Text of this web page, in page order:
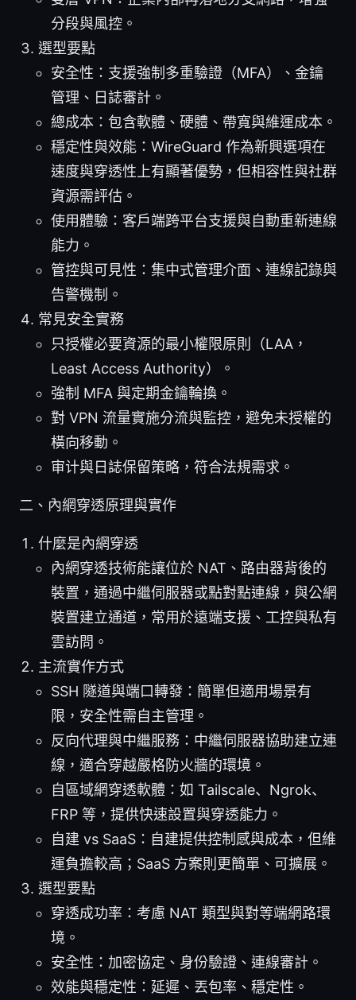
分段與風控。
選型要點
安全性：支援強制多重驗證（MFA）、金鑰
管理、日誌審計。
總成本：包含軟體、硬體、帶寬與維運成本。
穩定性與效能：WireGuard 作為新興選項在
速度與穿透性上有顯著優勢，但相容性與社群
資源需評估。
使用體驗：客戶端跨平台支援與自動重新連線
能力。
管控與可見性：集中式管理介面、連線記錄與
告警機制。
常見安全實務
只授權必要資源的最小權限原則（LAA，
Least Access Authority）。
強制 MFA 與定期金鑰輪換。
對 VPN 流量實施分流與監控，避免未授權的
橫向移動。
审计與日誌保留策略，符合法規需求。
二、內網穿透原理與實作
什麼是內網穿透
內網穿透技術能讓位於 NAT、路由器背後的
裝置，通過中繼伺服器或點對點連線，與公網
裝置建立通道，常用於遠端支援、工控與私有
雲訪問。
主流實作方式
SSH 隧道與端口轉發：簡單但適用場景有
限，安全性需自主管理。
反向代理與中繼服務：中繼伺服器協助建立連
線，適合穿越嚴格防火牆的環境。
自區域網穿透軟體：如 Tailscale、Ngrok、
FRP 等，提供快速設置與穿透能力。
自建 vs SaaS：自建提供控制感與成本，但維
運負擔較高；SaaS 方案則更簡單、可擴展。
選型要點
穿透成功率：考慮 NAT 類型與對等端網路環
境。
安全性：加密協定、身份驗證、連線審計。
效能與穩定性：延遲、丟包率、穩定性。